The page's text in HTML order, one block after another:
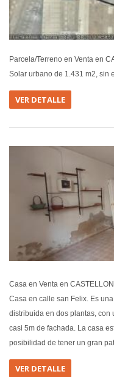
Parcela/Terreno en Venta en
Solar urbano de 1.431 m2, sin
VER DETALLE
Casa en Venta en
Casa en calle san Felix. Es
distribuida en dos plantas, con
casi 5m de fachada. La casa
posibilidad de tener un gran
VER DETALLE